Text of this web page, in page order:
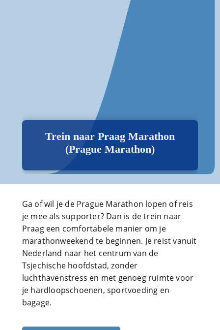
Trein naar Praag Marathon
(Prague Marathon)
Ga of wil je de Prague Marathon lopen of reis
je mee als supporter? Dan is de trein naar
Praag een comfortabele manier om je
marathonweekend te beginnen. Je reist vanuit
Nederland naar het centrum van de
Tsjechische hoofdstad, zonder
luchthavenstress en met genoeg ruimte voor
je hardloopschoenen, sportvoeding en
bagage.